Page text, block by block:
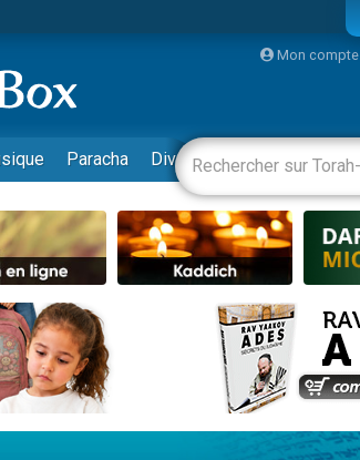
Box
un appartement insalubre
Mon compte
Paracha Divertissements Livres